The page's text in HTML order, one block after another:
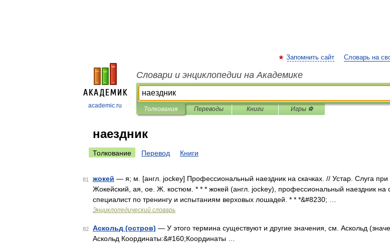
academic.ru
Запомнить сайт Словарь на
Словари и энциклопедии на Академике
Толкования Переводы Книги Игры ⚽
наездник
Толкование Перевод Книги
81 жокей — я; м. [англ. jockey] Профессиональный наездник на скачках. // Устар. Слуга
Жокейский, ая, ое. Ж. костюм. * * * жокей (англ. jockey), профессиональный наездник на
специалист по тренингу и испытаниям верховых лошадей. * * *&#8230; …
Энциклопедический словарь
82 Аскольд (остров) — У этого термина существуют и другие значения, см. Аскольд
Аскольд Координаты:&#160;Координаты …